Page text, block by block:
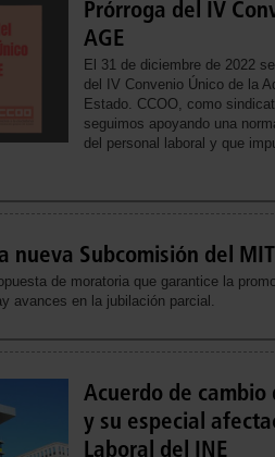
Prórroga del IV
AGE
El 31 de diciembre de 2022
del IV Convenio Único de la
Estado. CCOO, como
seguimos apoyando una
del personal laboral y que
nueva Subcomisión del
de moratoria que garantice la
avances en la jubilación parcial.
Acuerdo de
y su especial
Laboral del INE